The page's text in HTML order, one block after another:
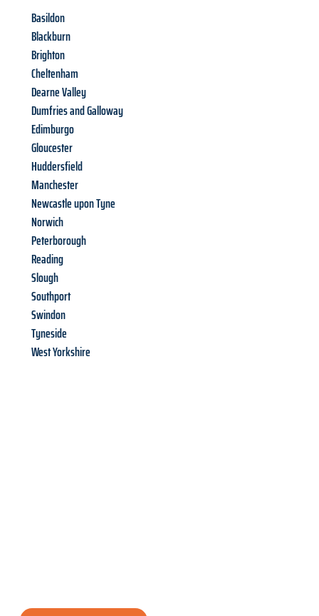
Basildon
Blackburn
Brighton
Cheltenham
Dearne Valley
Dumfries and Galloway
Edimburgo
Gloucester
Huddersfield
Manchester
Newcastle upon Tyne
Norwich
Peterborough
Reading
Slough
Southport
Swindon
Tyneside
West Yorkshire